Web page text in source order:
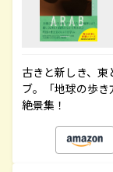
古きと新しき、
ブ。「地球の歩
絶景集！